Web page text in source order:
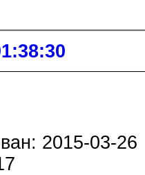
2015-03-26